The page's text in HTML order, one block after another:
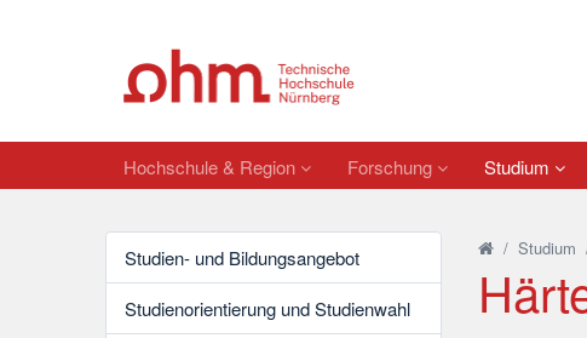
Hochschule & Region Forschung Studium
Studien- und Bildungsangebot
Studienorientierung und Studienwahl
/ Studium